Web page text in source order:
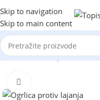
Skip to navigation
Skip to main content
Početna/Pet šhop